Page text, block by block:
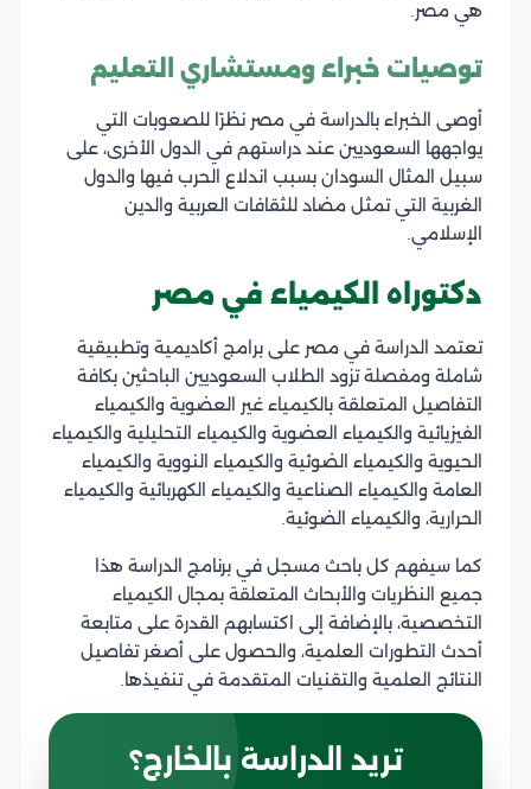
هي مصر.
توصيات خبراء ومستشاري التعليم
أوصى الخبراء بالدراسة في مصر نظرًا للصعوبات التي
يواجهها السعوديين عند دراستهم في الدول الأخرى، على
سبيل المثال السودان بسبب اندلاع الحرب فيها والدول
الغربية التي تمثل مضاد للثقافات العربية والدين
الإسلامي.
دكتوراه الكيمياء في مصر
تعتمد الدراسة في مصر على برامج أكاديمية وتطبيقية
شاملة ومفصلة تزود الطلاب السعوديين الباحثين بكافة
التفاصيل المتعلقة بالكيمياء غير العضوية والكيمياء
الفيزيائية والكيمياء العضوية والكيمياء التحليلية والكيمياء
الحيوية والكيمياء الضوئية والكيمياء النووية والكيمياء
العامة والكيمياء الصناعية والكيمياء الكهربائية والكيمياء
الحرارية، والكيمياء الضوئية.
كما سيفهم كل باحث مسجل في برنامج الدراسة هذا
جميع النظريات والأبحاث المتعلقة بمجال الكيمياء
التخصصية، بالإضافة إلى اكتسابهم القدرة على متابعة
أحدث التطورات العلمية، والحصول على أصغر تفاصيل
النتائج العلمية والتقنيات المتقدمة في تنفيذها.
تريد الدراسة بالخارج؟